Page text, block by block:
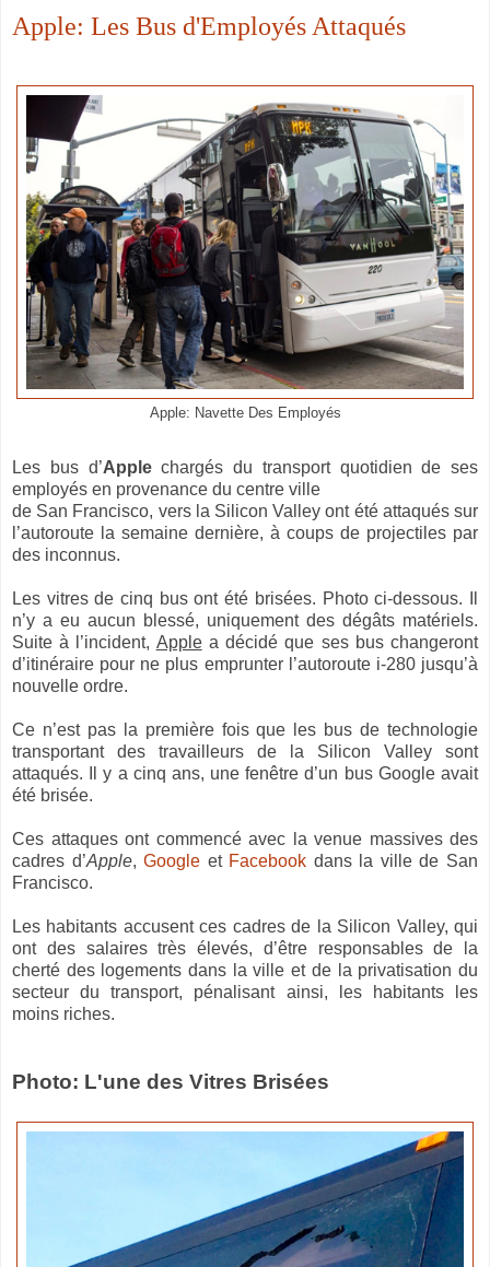
Apple: Les Bus d'Employés Attaqués
Apple: Navette Des Employés
Les bus d’Applechargés du transport quotidien de ses
employés en provenance du centre ville
de San Francisco, vers la Silicon Valley ont été attaqués sur
l’autoroute la semaine dernière, à coups de projectiles par
des inconnus.
Les vitres de cinq bus ont été brisées. Photo ci-dessous. Il
n’y a eu aucun blessé, uniquement des dégâts matériels.
Suite à l’incident, Applea décidé que ses bus changeront
d’itinéraire pour ne plus emprunter l’autoroute i-280 jusqu’à
nouvelle ordre.
Ce n’est pas la première fois que les bus de technologie
transportant des travailleurs de la Silicon Valley sont
attaqués. Il y a cinq ans, une fenêtre d’un bus Google avait
été brisée.
Ces attaques ont commencé avec la venue massives des
cadres d’Apple,Google et Facebook dans la ville de San
Francisco.
Les habitants accusent ces cadres de la Silicon Valley, qui
ont des salaires très élevés, d’être responsables de la
cherté des logements dans la ville et de la privatisation du
secteur du transport, pénalisant ainsi, les habitants les
moins riches.
Photo: L'une des Vitres Brisées